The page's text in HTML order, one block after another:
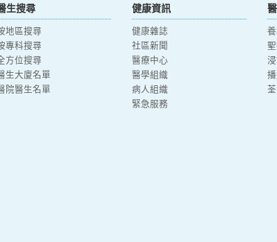
生搜尋
地區搜尋
專科搜尋
方位搜尋
生大廈名單
院醫生名單
健康資訊
健康雜誌
社區新聞
醫療中心
醫學組織
病人組織
緊急服務